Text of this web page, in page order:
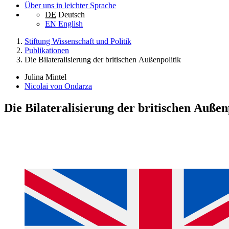
Über uns in leichter Sprache
DE Deutsch
EN English
Stiftung Wissenschaft und Politik
Publikationen
Die Bilateralisierung der britischen Außenpolitik
Julina Mintel
Nicolai von Ondarza
Die Bilateralisierung der britischen